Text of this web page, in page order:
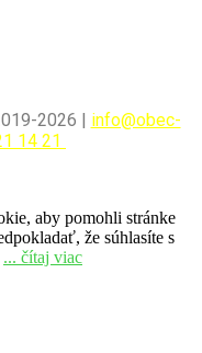
2026 | info@obec-
14 21
aby pomohli stránke
že súhlasíte s
... čítaj viac